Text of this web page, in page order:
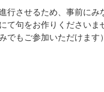
行させるため、事前にみ
て句をお作りくださいま
でもご参加いただけます）